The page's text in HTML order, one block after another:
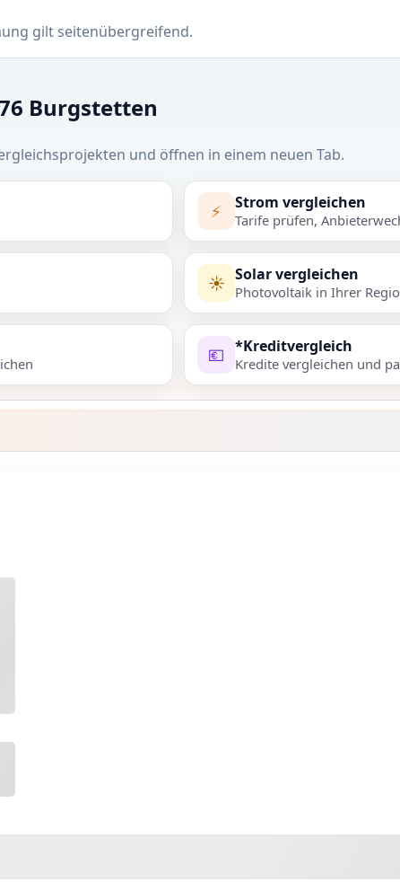
gilt seitenübergreifend.
Burgstetten
und öffnen in einem neuen Tab.
⚡ Strom vergleichen
Tarife prüfen,
☀️ Solar vergleichen
Photovoltaik in Ihrer
💶 *Kreditvergleich
Kredite vergleichen und